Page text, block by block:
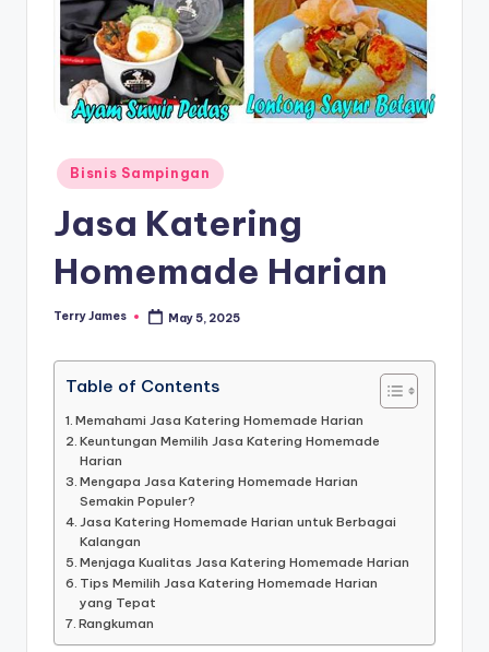
Posted
in
Bisnis Sampingan
Jasa Katering
Homemade Harian
Posted
Terry James May 5, 2025
Table of Contents
Memahami Jasa Katering Homemade Harian
Keuntungan Memilih Jasa Katering Homemade
Harian
Mengapa Jasa Katering Homemade Harian
Semakin Populer?
Jasa Katering Homemade Harian untuk Berbagai
Kalangan
Menjaga Kualitas Jasa Katering Homemade Harian
Tips Memilih Jasa Katering Homemade Harian
yang Tepat
Rangkuman